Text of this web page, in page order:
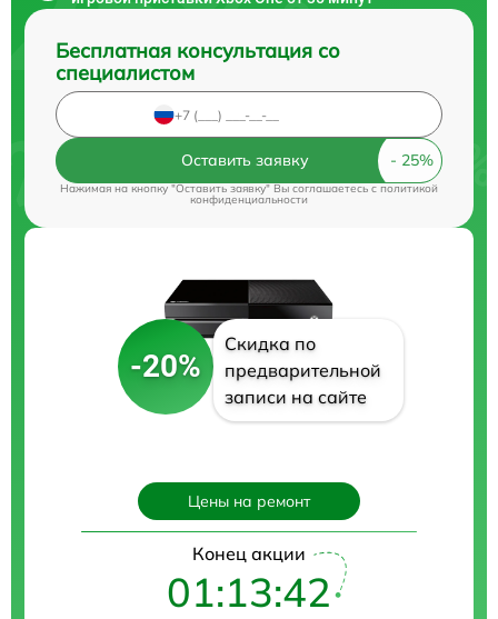
Бесплатная консультация со
специалистом
Оставить заявку
Нажимая на кнопку "Оставить заявку" Вы соглашаетесь c политикой
конфиденциальности
-20%
Скидка по
предварительной
записи на сайте
Цены на ремонт
Конец акции
01:13:41